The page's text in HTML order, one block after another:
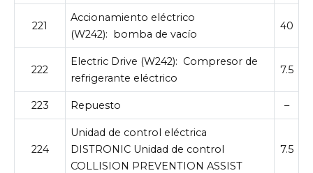
221
Accionamiento eléctrico
(W242): bomba de vacío
40
222
Electric Drive (W242): Compresor de
refrigerante eléctrico
7.5
223 Repuesto –
224
Unidad de control eléctrica
DISTRONIC Unidad de control
COLLISION PREVENTION ASSIST
7.5